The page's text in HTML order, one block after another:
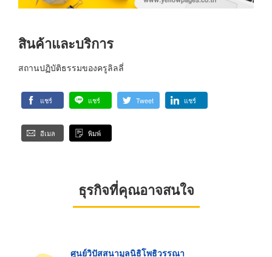
สินค้าและบริการ
สถานปฏิบัติธรรมของครูลิลลี่
แชร์ แชร์ Tweet แชร์
อีเมล พิมพ์
ธุรกิจที่คุณอาจสนใจ
ศูนย์วิปัสสนามูลนิธิโพธิวรรณา